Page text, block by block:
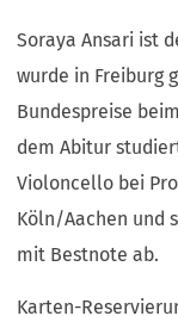
Soraya Ansari ist
wurde in Freiburg
Bundespreise
dem Abitur
Violoncello bei
Köln/Aachen und
mit Bestnote ab.
Karten-